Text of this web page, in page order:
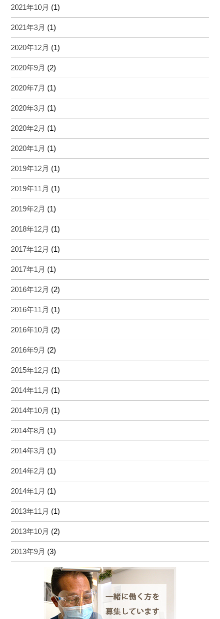
2021年10月 (1)
2021年3月 (1)
2020年12月 (1)
2020年9月 (2)
2020年7月 (1)
2020年3月 (1)
2020年2月 (1)
2020年1月 (1)
2019年12月 (1)
2019年11月 (1)
2019年2月 (1)
2018年12月 (1)
2017年12月 (1)
2017年1月 (1)
2016年12月 (2)
2016年11月 (1)
2016年10月 (2)
2016年9月 (2)
2015年12月 (1)
2014年11月 (1)
2014年10月 (1)
2014年8月 (1)
2014年3月 (1)
2014年2月 (1)
2014年1月 (1)
2013年11月 (1)
2013年10月 (2)
2013年9月 (3)